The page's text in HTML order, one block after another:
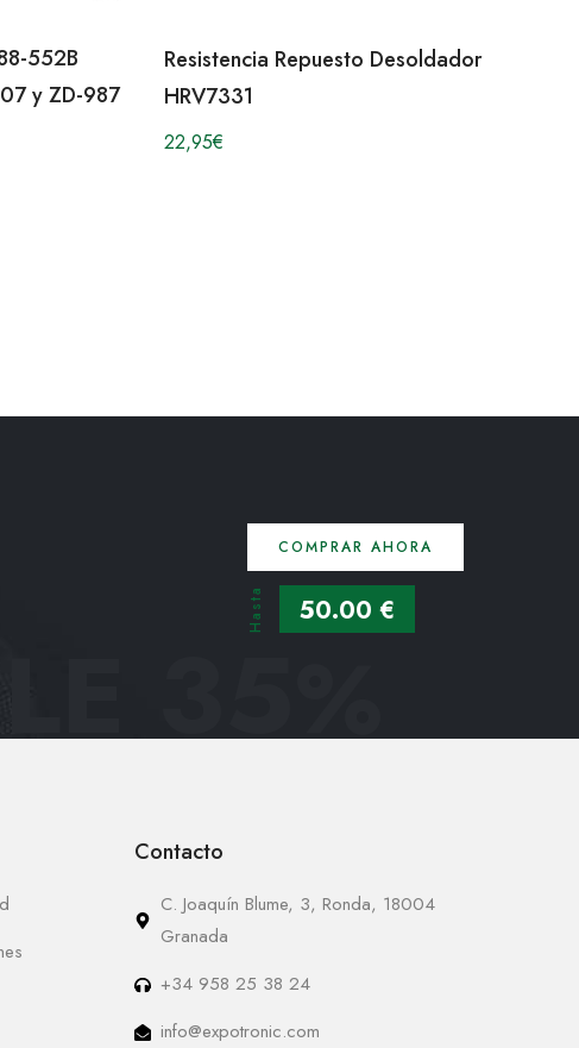
552B
y ZD-987
Resistencia Repuesto Desoldador
HRV7331
22,95€
COMPRAR AHORA
Hasta 50.00 €
35%
Contacto
C. Joaquín Blume, 3, Ronda, 18004
Granada
+34 958 25 38 24
info@expotronic.com